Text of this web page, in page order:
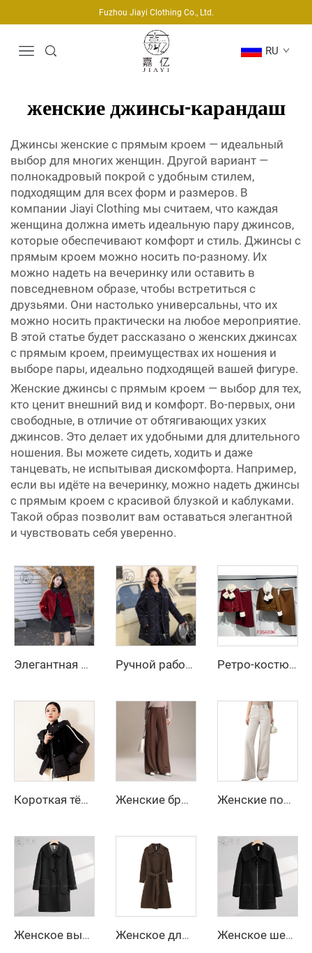
Fuzhou Jiayi Clothing Co., Ltd.
RU
женские джинсы-карандаш
Джинсы женские с прямым кроем — идеальный
выбор для многих женщин. Другой вариант —
полнокадровый покрой с удобным стилем,
подходящим для всех форм и размеров. В
компании Jiayi Clothing мы считаем, что каждая
женщина должна иметь идеальную пару джинсов,
которые обеспечивают комфорт и стиль. Джинсы с
прямым кроем можно носить по-разному. Их
можно надеть на вечеринку или оставить в
повседневном образе, чтобы встретиться с
друзьями. Они настолько универсальны, что их
можно носить практически на любое мероприятие.
В этой статье будет рассказано о женских джинсах
с прямым кроем, преимуществах их ношения и
выборе пары, идеально подходящей вашей фигуре.
Женские джинсы с прямым кроем — выбор для тех,
кто ценит внешний вид и комфорт. Во-первых, они
свободные, в отличие от обтягивающих узких
джинсов. Это делает их удобными для длительного
ношения. Вы можете сидеть, ходить и даже
танцевать, не испытывая дискомфорта. Например,
если вы идёте на вечеринку, можно надеть джинсы
с прямым кроем с красивой блузкой и каблуками.
Такой образ позволит вам оставаться элегантной
и чувствовать себя уверенно.
Элегантная красная куртка с длинным рукавом для девочки на осень и зиму, повседневная однотонная модель из женской шерсти и смесовых материалов Ручной работы женское двустороннее шерстяное пальто, весенне-зимний длинный тренч, приталенное шерстяное пальто с однобортной застёжкой Ретро-костюм из шерсти с дышащим воротником из кроличьего меха и декоративными пуговицами, двухкомпонентный костюм с подкладкой из полиэфирного волокна
Короткая тёплая одежда для женщин, длинная пуховая куртка, белый пух, корейская женская куртка, усиленная женская зимняя куртка, куртки, холод Женские брюки с высокой и средней посадкой, офисные брюки, широкие прямые длинные брюки на осень-зиму Женские повседневные джинсы осеннего уличного стиля, устойчивые к морщинам, с широкими расклешенными штанинами, длинные, с застежкой-молнией, однотонные, окрашенные в сплошной цвет
Женское высококачественное зимнее пальто из 100% шерстяного флиса, длинная тёплая куртка однотонного цвета, с овчиной, гладкое окрашенное, с длинными рукавами Женское длинное двустороннее однотонное шерстяное пальто с поясом, зимнее двубортное тренч-пальто из кашемира и шерсти Женское шерстяное зимнее пальто с однопуговичным воротником, наполненное перьями, с застежкой-пуговицей, очень тёплое и удобное, короткая модель